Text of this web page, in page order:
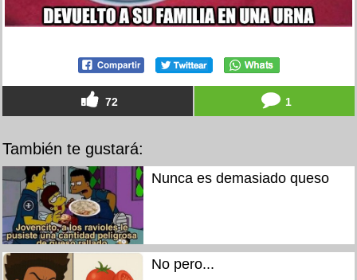
72 1
También te gustará:
Nunca es demasiado queso
No pero...